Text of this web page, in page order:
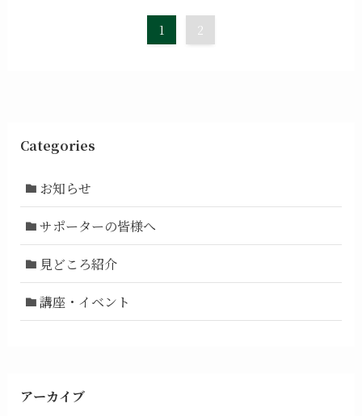
1 2
Categories
お知らせ
サポーターの皆様へ
見どころ紹介
講座・イベント
アーカイブ